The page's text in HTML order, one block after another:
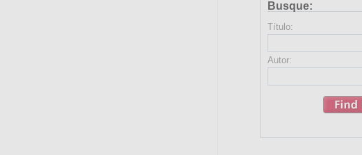
Busque:
Título:
Autor: